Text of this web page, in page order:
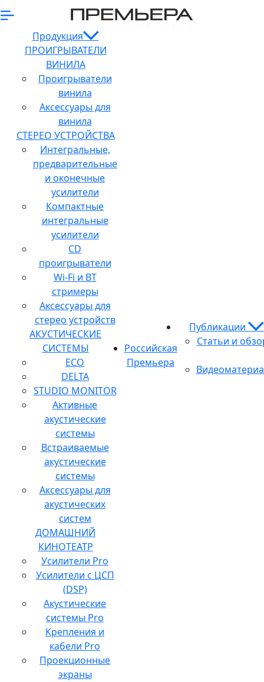
Продукция
ПРОИГРЫВАТЕЛИ
ВИНИЛА
Проигрыватели
винила
Аксессуары для
винила
СТЕРЕО УСТРОЙСТВА
Интегральные,
предварительные
и оконечные
усилители
Компактные
интегральные
усилители
CD
проигрыватели
Wi-Fi и BT
стримеры
Аксессуары для
стерео устройств
АКУСТИЧЕСКИЕ
СИСТЕМЫ
ECO
DELTA
STUDIO MONITOR
Активные
акустические
системы
Встраиваемые
акустические
системы
Аксессуары для
акустических
систем
ДОМАШНИЙ
КИНОТЕАТР
Усилители Pro
Усилители с ЦСП
(DSP)
Акустические
системы Pro
Крепления и
кабели Pro
Проекционные
экраны
Российская
Премьера
Публикации
Статьи и